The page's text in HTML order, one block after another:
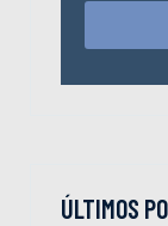
ÚLTIMOS